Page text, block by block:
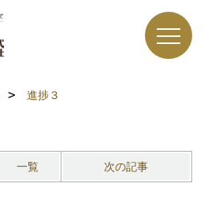
進捗３
一覧 次の記事